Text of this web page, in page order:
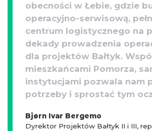
obecności w Łebie, gdzie
operacyjno-serwisową,
centrum logistycznego na
dekady prowadzenia
dla projektów Bałtyk.
mieszkańcami Pomorza,
instytucjami pozwala nam
potrzeby i sprostać tym
Bjørn Ivar Bergemo
Dyrektor Projektów Bałtyk II i III,